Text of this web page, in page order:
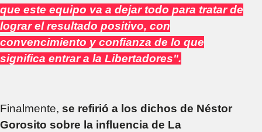
que este equipo va a dejar todo para tratar de
lograr el resultado positivo, con
convencimiento y confianza de lo que
significa entrar a la Libertadores".
Finalmente, se refirió a los dichos de Néstor
Gorosito sobre la influencia de La